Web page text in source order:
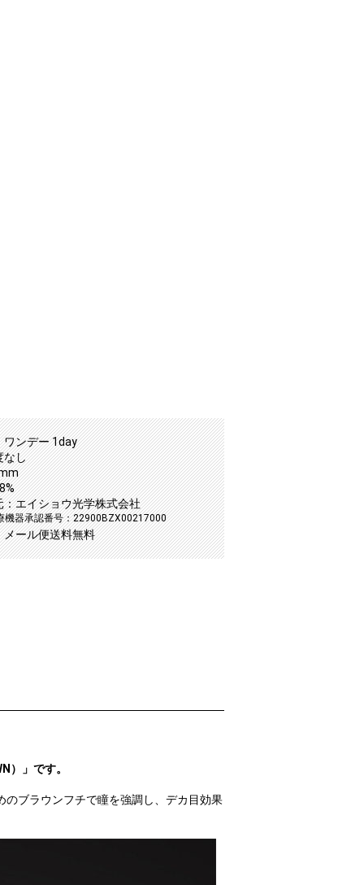
ワンデー 1day
なし
：エイショウ光学株式会社
機器承認番号：22900BZX00217000
メール便送料無料
）」です。
のブラウンフチで瞳を強調し、デカ目効果